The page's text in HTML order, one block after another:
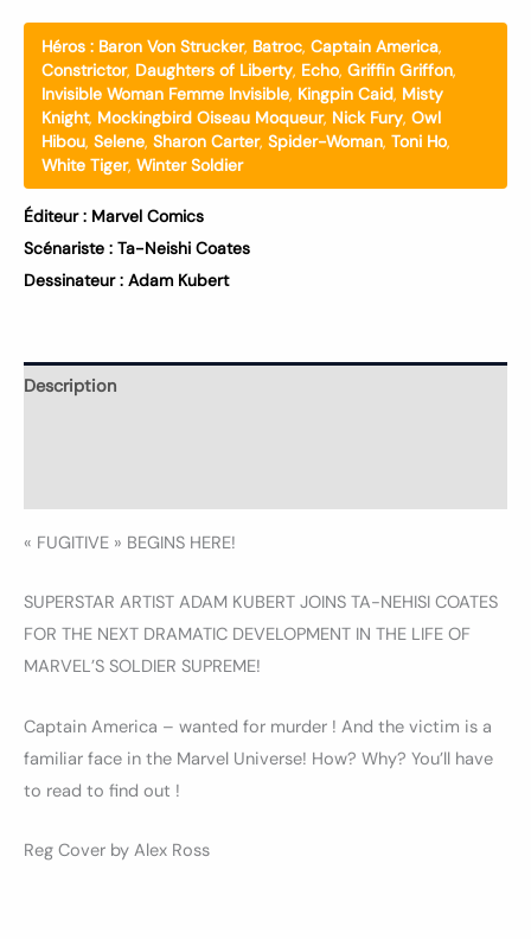
Héros : Baron Von Strucker, Batroc, Captain America,
Constrictor, Daughters of Liberty, Echo, Griffin Griffon,
Invisible Woman Femme Invisible, Kingpin Caid, Misty
Knight, Mockingbird Oiseau Moqueur, Nick Fury, Owl
Hibou, Selene, Sharon Carter, Spider-Woman, Toni Ho,
White Tiger, Winter Soldier
Éditeur : Marvel Comics
Scénariste : Ta-Neishi Coates
Dessinateur : Adam Kubert
Description
« FUGITIVE » BEGINS HERE!
SUPERSTAR ARTIST ADAM KUBERT JOINS TA-NEHISI COATES
FOR THE NEXT DRAMATIC DEVELOPMENT IN THE LIFE OF
MARVEL’S SOLDIER SUPREME!
Captain America – wanted for murder ! And the victim is a
familiar face in the Marvel Universe! How? Why? You’ll have
to read to find out !
Reg Cover by Alex Ross